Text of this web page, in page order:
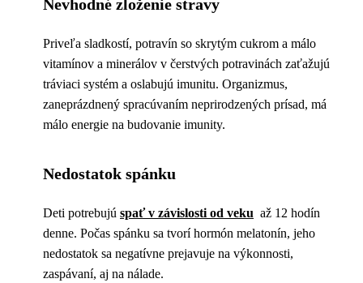
Nevhodné zloženie stravy
Priveľa sladkostí, potravín so skrytým cukrom a málo
vitamínov a minerálov v čerstvých potravinách zaťažujú
tráviaci systém a oslabujú imunitu. Organizmus,
zaneprázdnený spracúvaním neprirodzených prísad, má
málo energie na budovanie imunity.
Nedostatok spánku
Deti potrebujú spať v závislosti od veku až 12 hodín
denne. Počas spánku sa tvorí hormón melatonín, jeho
nedostatok sa negatívne prejavuje na výkonnosti,
zaspávaní, aj na nálade.